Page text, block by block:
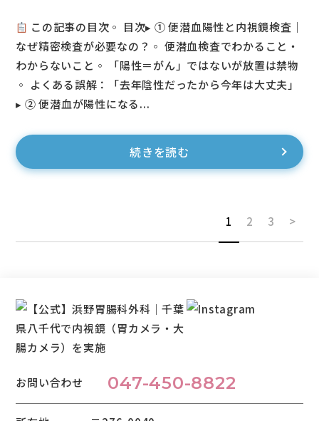
この記事の目次◦ 目次▸ ① 便潜血陽性と内視鏡検査｜
なぜ精密検査が必要なの？◦ 便潜血検査でわかること・
わからないこと◦ 「陽性＝がん」ではないが放置は禁物
◦ よくある誤解：「去年陰性だったから今年は大丈夫」
▸ ② 便潜血が陽性になる...
続きを読む
1 2 3 >
お問い合わせ 047-450-8822